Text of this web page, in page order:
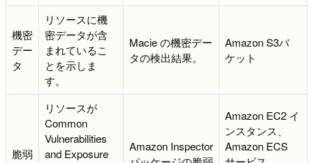
機密
デー
タ
リソースに機
密データが含
まれているこ
とを示しま
す。
Macie の機密デー
タの検出結果。
Amazon S3バ
ケット
脆弱
リソースが
Common
Vulnerabilities
and Exposure
Amazon Inspector
Amazon EC2 イ
ンスタンス、
Amazon ECS